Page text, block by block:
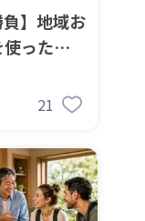
負】地域お
った新
21